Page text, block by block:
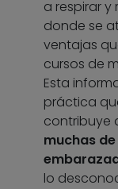
a respirar y
donde se
ventajas
cursos de
Esta
práctica
contribuye
muchas
lo